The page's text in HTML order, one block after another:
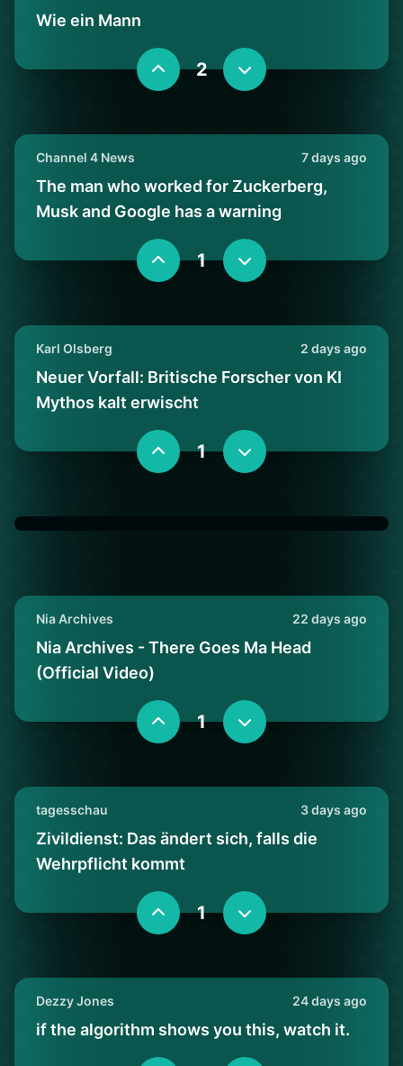
Wie ein Mann
2
Channel 4 News 7 days ago
The man who worked for Zuckerberg,
Musk and Google has a warning
1
Karl Olsberg 2 days ago
Neuer Vorfall: Britische Forscher von KI
Mythos kalt erwischt
1
Nia Archives 22 days ago
Nia Archives - There Goes Ma Head
(Official Video)
1
tagesschau 3 days ago
Zivildienst: Das ändert sich, falls die
Wehrpflicht kommt
1
Dezzy Jones 24 days ago
if the algorithm shows you this, watch it.